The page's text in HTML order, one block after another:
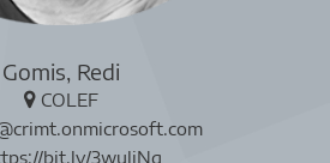
Gomis, Redi
COLEF
bit.ly/3wuliNg